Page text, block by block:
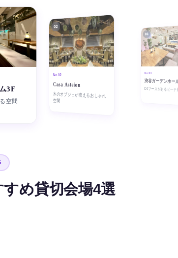
3F
空間
02
No.02
Casa Asteion
木のオブジェが映えるおしゃれ
空間
03
No.03
渋谷ガーデンホー
DJブースがあるビーチ
め貸切会場4選